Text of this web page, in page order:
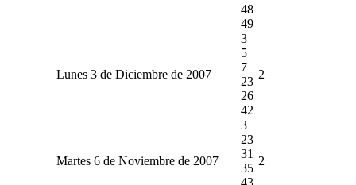
48
49
Lunes 3 de Diciembre de 2007
3
5
7
23
26
42
2
Martes 6 de Noviembre de 2007
3
23
31
35
43
2